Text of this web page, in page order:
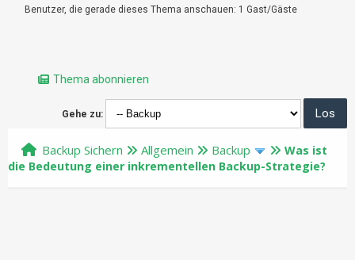
Benutzer, die gerade dieses Thema anschauen: 1 Gast/Gäste
Thema abonnieren
Gehe zu:
Backup Sichern Allgemein Backup
Was ist
die Bedeutung einer inkrementellen Backup-Strategie?